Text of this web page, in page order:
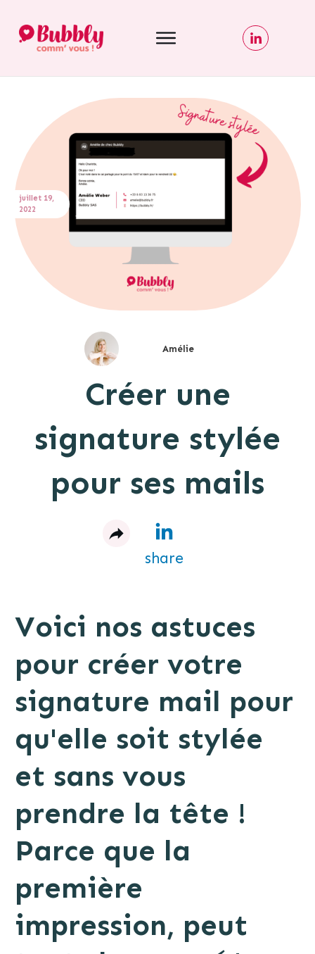
juillet 19,
2022
Amélie
Créer une
signature stylée
pour ses mails
share
Voici nos astuces
pour créer votre
signature mail pour
qu'elle soit stylée
et sans vous
prendre la tête !
Parce que la
première
impression, peut